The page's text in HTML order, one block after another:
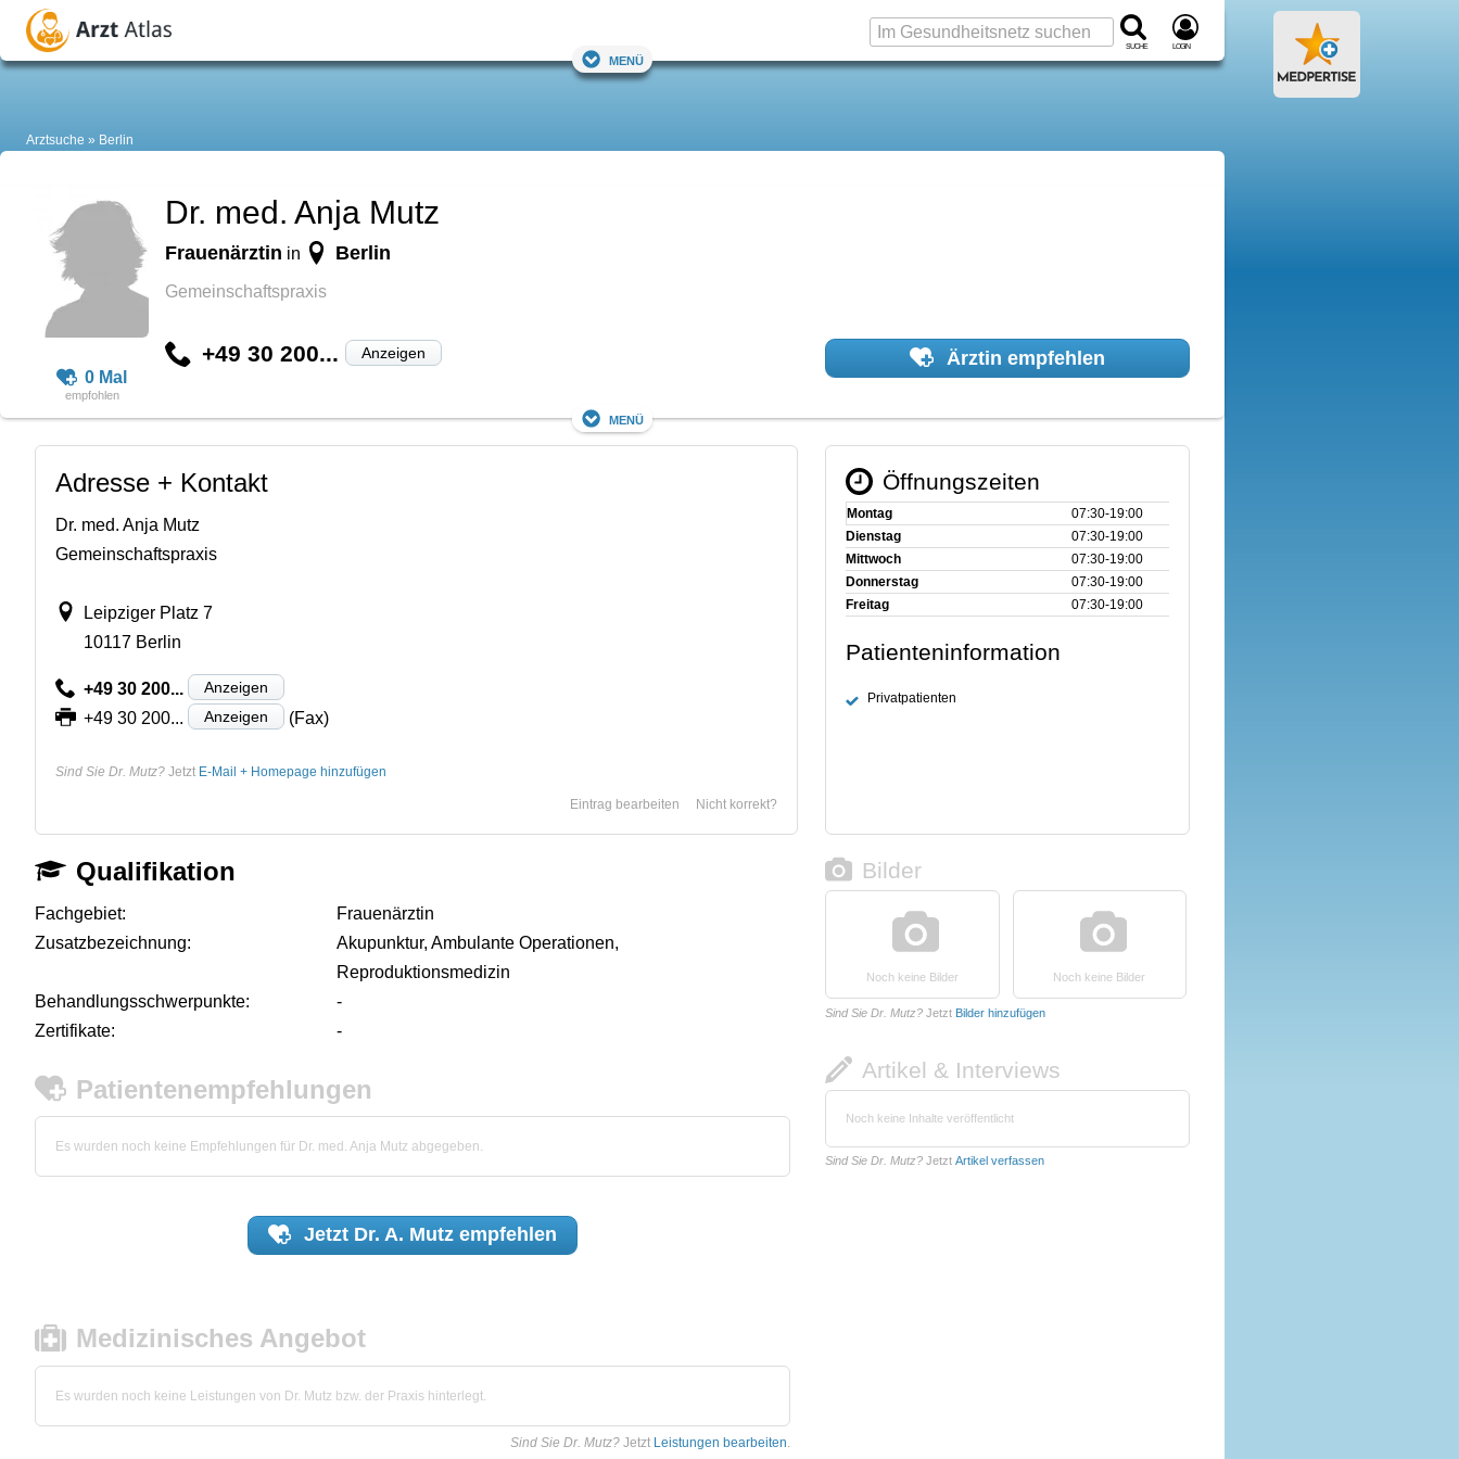
Suche Login
Menü
Arztsuche Berlin
0 Mal
Dr. med. Anja Mutz
Frauenärztin in Berlin
Gemeinschaftspraxis
+49 30 200... Anzeigen Ärztin empfehlen
Menü
Adresse + Kontakt
Dr. med. Anja Mutz
Gemeinschaftspraxis
Leipziger Platz 7
10117 Berlin
+49 30 200... Anzeigen
+49 30 200... Anzeigen (Fax)
Sind Sie Dr. Mutz? Jetzt E-Mail + Homepage hinzufügen
Nicht korrekt?
Eintrag bearbeiten
Öffnungszeiten
Montag
07:30‑19:00
Dienstag
07:30‑19:00
Mittwoch
07:30‑19:00
Donnerstag
07:30‑19:00
Freitag
07:30‑19:00
Patienteninformation
Privatpatienten
Qualifikation
Fachgebiet:
Frauenärztin
Zusatzbezeichnung:
Akupunktur, Ambulante Operationen,
Reproduktionsmedizin
Behandlungsschwerpunkte:
-
Zertifikate:
-
Patientenempfehlungen
Es wurden noch keine Empfehlungen für Dr. med. Anja Mutz abgegeben.
Jetzt Dr. A. Mutz empfehlen
Medizinisches Angebot
Es wurden noch keine Leistungen von Dr. Mutz bzw. der Praxis hinterlegt.
Sind Sie Dr. Mutz? Jetzt Leistungen bearbeiten.
Bilder
Noch keine Bilder Noch keine Bilder
Sind Sie Dr. Mutz? Jetzt Bilder hinzufügen
Artikel & Interviews
Noch keine Inhalte veröffentlicht
Sind Sie Dr. Mutz? Jetzt Artikel verfassen